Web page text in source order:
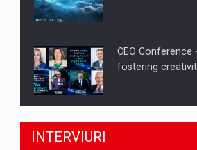
CEO Conference
fostering
CEO Conference
INTERVIURI